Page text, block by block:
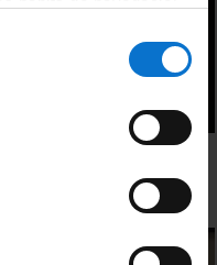
lloc web de la
Facultat de
2010-2016